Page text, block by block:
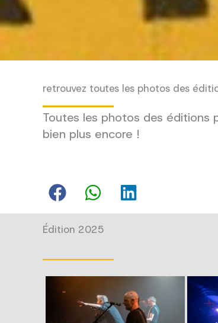
retrouvez toutes les photos des
Toutes les photos des éditions
bien plus encore !
Édition 2025